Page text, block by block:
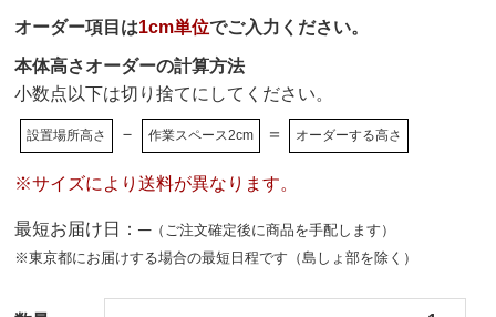
オーダー項目は1cm単位でご入力ください。
本体高さオーダーの計算方法
小数点以下は切り捨てにしてください。
設置場所高さ － 作業スペース2cm ＝ オーダーする高さ
※サイズにより送料が異なります。
最短お届け日：─（ご注文確定後に商品を手配します）
※東京都にお届けする場合の最短日程です（島しょ部を除く）